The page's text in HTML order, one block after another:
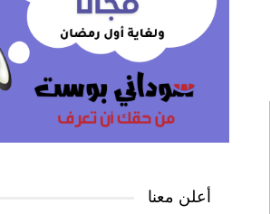
أعلن معنا